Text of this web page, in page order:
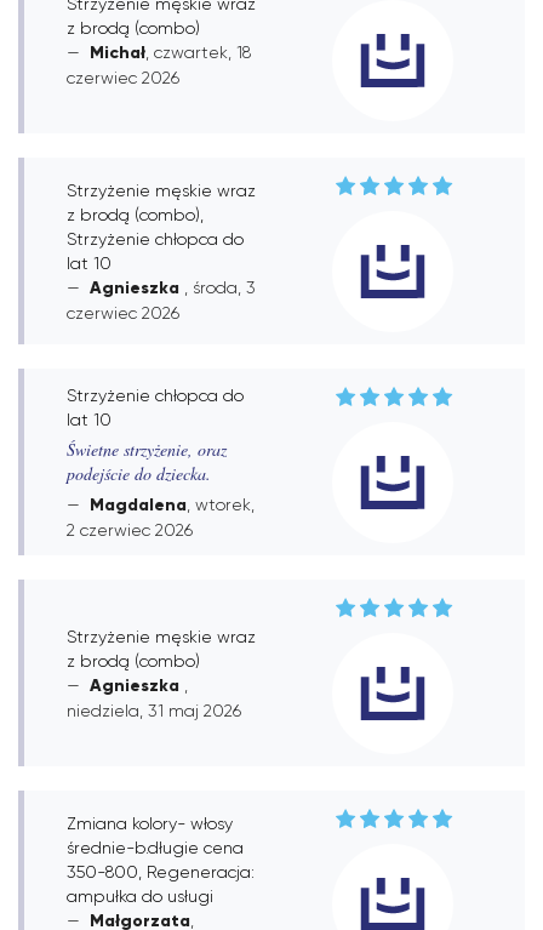
z brodą (combo)
Michał , czwartek, 18
czerwiec 2026
Strzyżenie męskie wraz
z brodą (combo),
Strzyżenie chłopca do
lat 10
Agnieszka
, środa, 3
czerwiec 2026
Strzyżenie chłopca do
lat 10
Świetne strzyżenie, oraz
podejście do dziecka.
Magdalena , wtorek,
2 czerwiec 2026
Strzyżenie męskie wraz
z brodą (combo)
Agnieszka
niedziela, 31 maj 2026
Zmiana kolory- włosy
średnie-b.długie cena
350-800, Regeneracja:
ampułka do usługi
Małgorzata